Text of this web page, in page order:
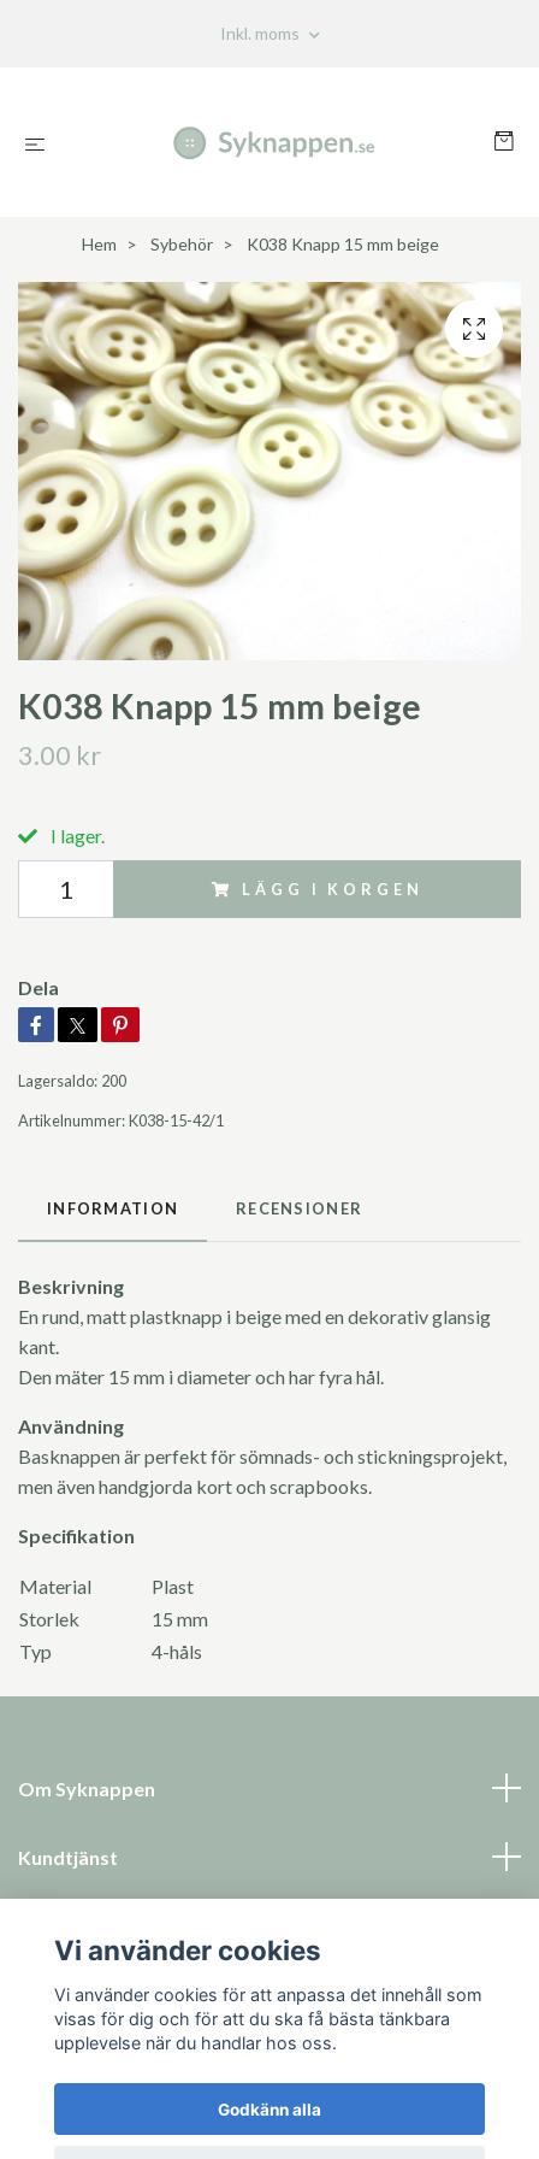
Inkl. moms
Hem Sybehör K038 Knapp 15 mm beige
K038 Knapp 15 mm beige
3.00 kr
I lager.
LÄGG I KORGEN
Dela
Lagersaldo: 200
Artikelnummer:K038-15-42/1
INFORMATION RECENSIONER
Beskrivning
En rund, matt plastknapp i beige med en dekorativ glansig
kant.
Den mäter 15 mm i diameter och har fyra hål.
Användning
Basknappen är perfekt för sömnads- och stickningsprojekt,
men även handgjorda kort och scrapbooks.
Specifikation
Material
Plast
Storlek
15 mm
Typ
4-håls
Om Syknappen
Kundtjänst
Sociala medier
Vi använder cookies
Vi använder cookies för att anpassa det innehåll som
visas för dig och för att du ska få bästa tänkbara
upplevelse när du handlar hos oss.
Godkänn alla